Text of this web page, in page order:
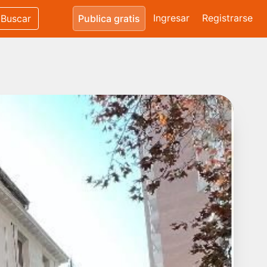
Buscar Publica gratis Ingresar Registrarse